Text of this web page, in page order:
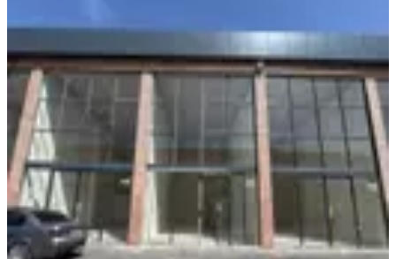
M² Na-tamam Kiralık Dükkan
Ankara, Sincan
Düz Giriş (Zemin) 14.04.2026
25.000 ₺
VİP İNVESTMENT EMRE KÜRŞAT GÜRBÜZ
Ara